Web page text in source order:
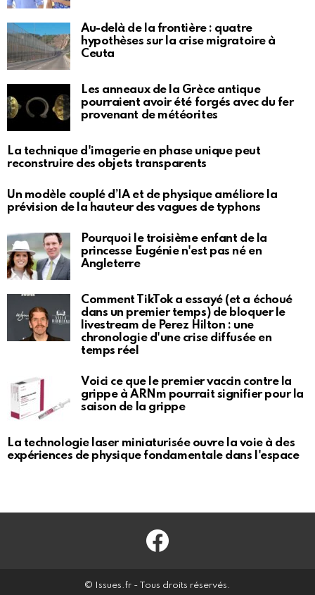
Au-delà de la frontière : quatre
hypothèses sur la crise migratoire à
Ceuta
Les anneaux de la Grèce antique
pourraient avoir été forgés avec du fer
provenant de météorites
La technique d'imagerie en phase unique peut
reconstruire des objets transparents
Un modèle couplé d’IA et de physique améliore la
prévision de la hauteur des vagues de typhons
Pourquoi le troisième enfant de la
princesse Eugénie n'est pas né en
Angleterre
Comment TikTok a essayé (et a échoué
dans un premier temps) de bloquer le
livestream de Perez Hilton : une
chronologie d'une crise diffusée en
temps réel
Voici ce que le premier vaccin contre la
grippe à ARNm pourrait signifier pour la
saison de la grippe
La technologie laser miniaturisée ouvre la voie à des
expériences de physique fondamentale dans l'espace
Facebook
© Issues.fr - Tous droits réservés.